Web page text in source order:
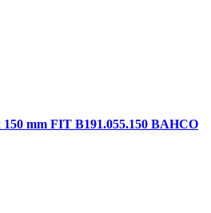
150 mm FIT B191.055.150 BAHCO